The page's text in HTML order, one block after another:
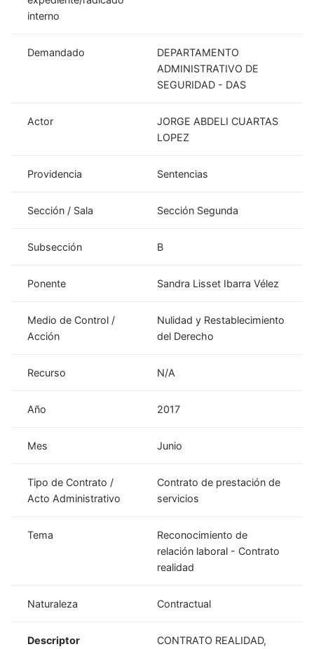
interno
Demandado
DEPARTAMENTO
ADMINISTRATIVO DE
SEGURIDAD - DAS
Actor
JORGE ABDELI CUARTAS
LOPEZ
Providencia Sentencias
Sección / Sala Sección Segunda
Subsección B
Ponente Sandra Lisset Ibarra Vélez
Medio de Control /
Acción
Nulidad y Restablecimiento
del Derecho
Recurso N/A
Año 2017
Mes Junio
Tipo de Contrato /
Acto Administrativo
Contrato de prestación de
servicios
Tema
Reconocimiento de
relación laboral - Contrato
realidad
Naturaleza Contractual
Descriptor
CONTRATO REALIDAD,